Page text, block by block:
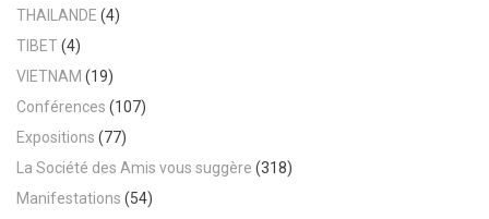
THAILANDE (4)
TIBET(4)
VIETNAM (19)
Conférences (107)
Expositions (77)
La Société des Amis vous suggère (318)
Manifestations (54)